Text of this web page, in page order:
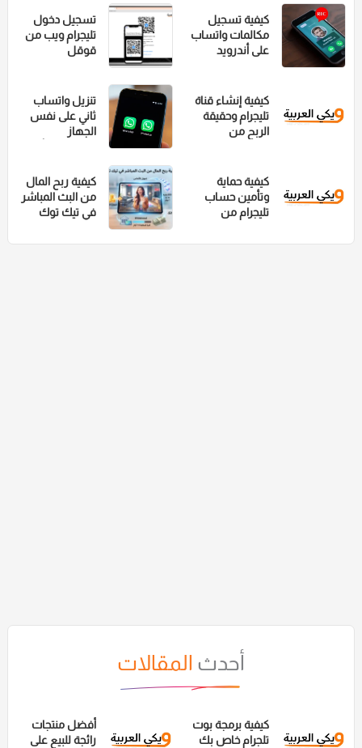
كيفية تسجيل
مكالمات واتساب
على أندرويد
تسجيل دخول
تليجرام ويب من
قوقل
كيفية إنشاء قناة
تليجرام وحقيقة
الربح من
تنزيل واتساب
ثاني على نفس
الجهاز
كيفية حماية
وتأمين حساب
تليجرام من
والتجسس
كيفية ربح المال
من البث المباشر
في تيك توك
الأرباح
أحدث المقالات
كيفية برمجة بوت
تلجرام خاص بك
أفضل منتجات
رائجة للبيع على